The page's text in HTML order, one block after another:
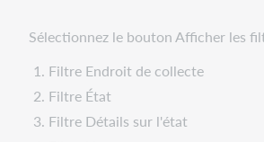
Sélectionnez le bouton Afficher les
Filtre Endroit de collecte
Filtre État
Filtre Détails sur l'état